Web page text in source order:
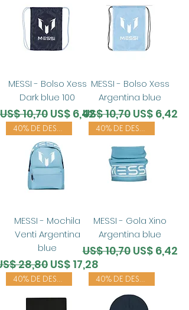
MESSI - Bolso Xess
Dark blue 100
normal
US$ 10,70 Preço promocional
US$ 6,42
MESSI - Bolso Xess
Argentina blue
Preço normal
US$ 10,70 Preço
US$ 6,42
40% DE DESCONTO
MESSI - Mochila
Venti Argentina
blue
normal
28,80 Preço promocional
US$ 17,28
40% DE DESCONTO
MESSI - Gola Xino
Argentina blue
Preço normal
US$ 10,70 Preço
US$ 6,42
40% DE DESCONTO 40% DE DESCONTO